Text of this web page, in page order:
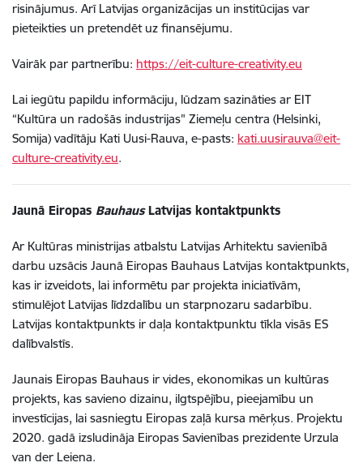
risinājumus. Arī Latvijas organizācijas un institūcijas var
pieteikties un pretendēt uz finansējumu.
Vairāk par partnerību: https://eit-culture-creativity.eu
Lai iegūtu papildu informāciju, lūdzam sazināties ar EIT
“Kultūra un radošās industrijas" Ziemeļu centra (Helsinki,
Somija) vadītāju Kati Uusi-Rauva, e-pasts: kati.uusirauva@eit-
culture-creativity.eu.
Jaunā Eiropas BauhausLatvijas kontaktpunkts
Ar Kultūras ministrijas atbalstu Latvijas Arhitektu savienībā
darbu uzsācis Jaunā Eiropas Bauhaus Latvijas kontaktpunkts,
kas ir izveidots, lai informētu par projekta iniciatīvām,
stimulējot Latvijas līdzdalību un starpnozaru sadarbību.
Latvijas kontaktpunkts ir daļa kontaktpunktu tīkla visās ES
dalībvalstīs.
Jaunais Eiropas Bauhaus ir vides, ekonomikas un kultūras
projekts, kas savieno dizainu, ilgtspējību, pieejamību un
investīcijas, lai sasniegtu Eiropas zaļā kursa mērķus. Projektu
2020. gadā izsludināja Eiropas Savienības prezidente Urzula
van der Leiena.